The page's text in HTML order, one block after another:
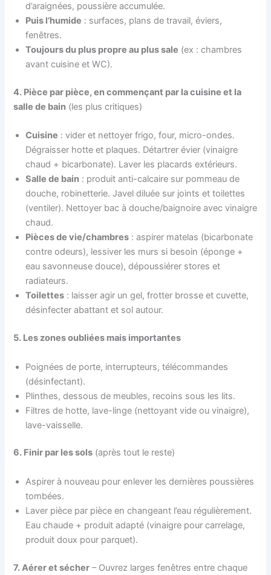
d’araignées, poussière accumulée.
Puis l’humide : surfaces, plans de travail, éviers,
fenêtres.
Toujours du plus propre au plus sale (ex : chambres
avant cuisine et WC).
4. Pièce par pièce, en commençant par la cuisine et la
salle de bain (les plus critiques)
Cuisine : vider et nettoyer frigo, four, micro-ondes.
Dégraisser hotte et plaques. Détartrer évier (vinaigre
chaud + bicarbonate). Laver les placards extérieurs.
Salle de bain : produit anti-calcaire sur pommeau de
douche, robinetterie. Javel diluée sur joints et toilettes
(ventiler). Nettoyer bac à douche/baignoire avec vinaigre
chaud.
Pièces de vie/chambres : aspirer matelas (bicarbonate
contre odeurs), lessiver les murs si besoin (éponge +
eau savonneuse douce), dépoussiérer stores et
radiateurs.
Toilettes : laisser agir un gel, frotter brosse et cuvette,
désinfecter abattant et sol autour.
5. Les zones oubliées mais importantes
Poignées de porte, interrupteurs, télécommandes
(désinfectant).
Plinthes, dessous de meubles, recoins sous les lits.
Filtres de hotte, lave-linge (nettoyant vide ou vinaigre),
lave-vaisselle.
6. Finir par les sols (après tout le reste)
Aspirer à nouveau pour enlever les dernières poussières
tombées.
Laver pièce par pièce en changeant l’eau régulièrement.
Eau chaude + produit adapté (vinaigre pour carrelage,
produit doux pour parquet).
7. Aérer et sécher – Ouvrez larges fenêtres entre chaque